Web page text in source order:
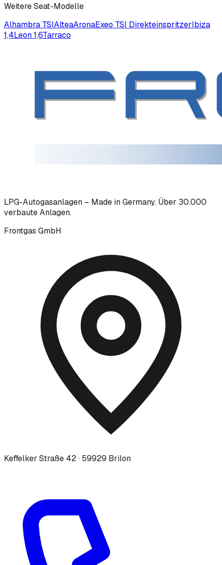
WeitereSeat-Modelle
Alhambra TSIAlteaAronaExeo TSI DirekteinspritzerIbiza
1,4Leon 1,6Tarraco
LPG-Autogasanlagen – Made in Germany. Über 30.000
verbaute Anlagen.
Frontgas GmbH
Keffelker Straße 42 · 59929 Brilon